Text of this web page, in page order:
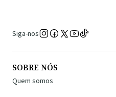
Siga-nos
SOBRE NÓS
Quem somos